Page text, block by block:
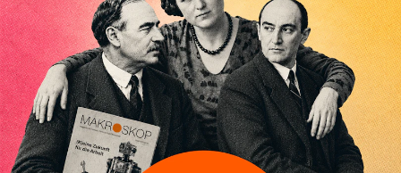
2021 stand im Schatten der Corona-Pandemie und wird
als Krisenjahr in Erinnerung bleiben. Lesen Sie unsere
erfolgreichsten Artikel und Essays der vergangenen zwölf
Monate.